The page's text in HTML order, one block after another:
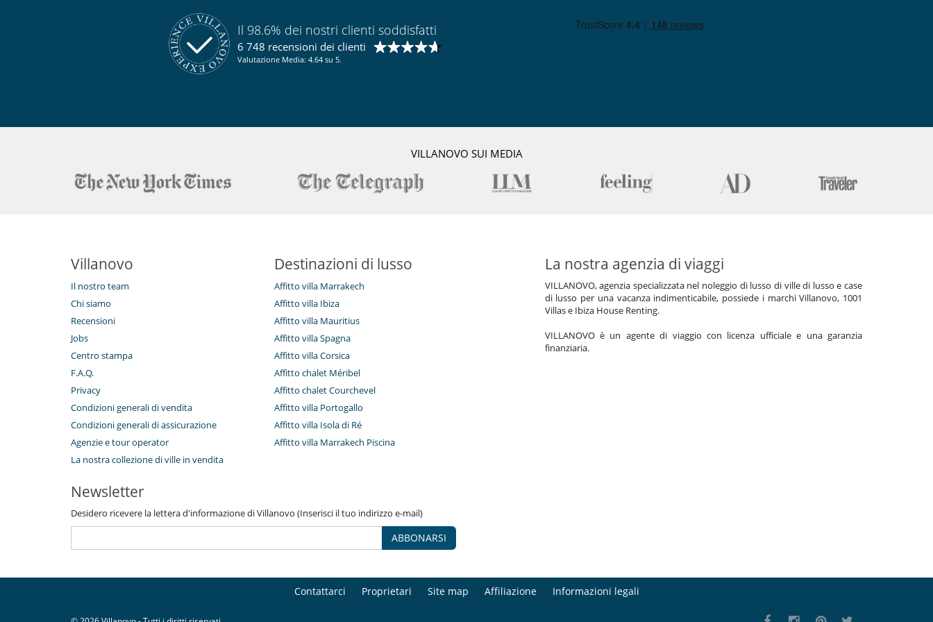
Il 98.6% dei nostri clienti soddisfatti
6 748 recensioni dei clienti
Valutazione Media: 4.64 su 5.
VILLANOVO SUI MEDIA
Villanovo
Il nostro team
Chi siamo
Recensioni
Jobs
Centro stampa
F.A.Q.
Privacy
Condizioni generali di vendita
Condizioni generali di assicurazione
Agenzie e tour operator
La nostra collezione di ville in vendita
Destinazioni di lusso
Affitto villa Marrakech
Affitto villa Ibiza
Affitto villa Mauritius
Affitto villa Spagna
Affitto villa Corsica
Affitto chalet Méribel
Affitto chalet Courchevel
Affitto villa Portogallo
Affitto villa Isola di Ré
Affitto villa Marrakech Piscina
La nostra agenzia di viaggi
VILLANOVO, agenzia specializzata nel noleggio di lusso di ville di lusso e case
di lusso per una vacanza indimenticabile, possiede i marchi Villanovo, 1001
Villas e Ibiza House Renting.
VILLANOVO è un agente di viaggio con licenza ufficiale e una garanzia
finanziaria.
Newsletter
Desidero ricevere la lettera d'informazione di Villanovo (Inserisci il tuo indirizzo e-mail)
ABBONARSI
Contattarci Proprietari Site map Affiliazione Informazioni legali